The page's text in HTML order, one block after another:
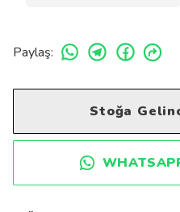
Paylaş:
Stoğa